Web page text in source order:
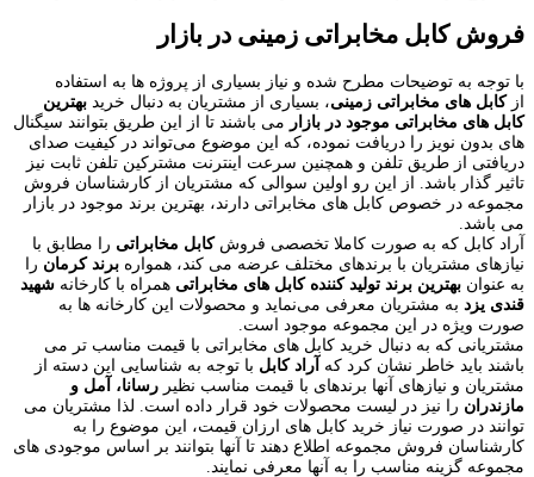
فروش کابل مخابراتی زمینی در بازار
با توجه به توضیحات مطرح شده و نیاز بسیاری از پروژه ها به استفاده
ازکابل های مخابراتی زمینی، بسیاری از مشتریان به دنبال خرید بهترین
کابل های مخابراتی موجود در بازار می باشند تا از این طریق بتوانند سیگنال
های بدون نویز را دریافت نموده، که این موضوع می‌تواند در کیفیت صدای
دریافتی از طریق تلفن و همچنین سرعت اینترنت مشترکین تلفن ثابت نیز
تاثیر گذار باشد. از این رو اولین سوالی که مشتریان از کارشناسان فروش
مجموعه در خصوص کابل های مخابراتی دارند، بهترین برند موجود در بازار
می باشد.
آراد کابل که به صورت کاملا تخصصی فروش کابل مخابراتی را مطابق با
نیازهای مشتریان با برندهای مختلف عرضه می کند، همواره برند کرمان را
به عنوان بهترین برند تولید کننده کابل های مخابراتی همراه با کارخانه شهید
قندی یزد به مشتریان معرفی می‌نماید و محصولات این کارخانه ها به
صورت ویژه در این مجموعه موجود است.
مشتریانی که به دنبال خرید کابل های مخابراتی با قیمت مناسب تر می
باشند باید خاطر نشان کرد که آراد کابل با توجه به شناسایی این دسته از
مشتریان و نیازهای آنها برندهای با قیمت مناسب نظیر رسانا، آمل و
مازندران را نیز در لیست محصولات خود قرار داده است. لذا مشتریان می
توانند در صورت نیاز خرید کابل های ارزان قیمت، این موضوع را به
کارشناسان فروش مجموعه اطلاع دهند تا آنها بتوانند بر اساس موجودی های
مجموعه گزینه مناسب را به آنها معرفی نمایند.